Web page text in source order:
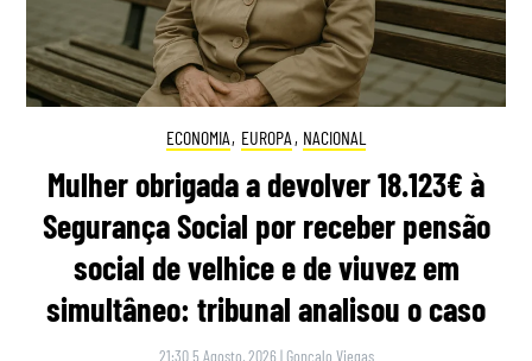
ECONOMIA, EUROPA , NACIONAL
Mulher obrigada a devolver 18.123€ à
Segurança Social por receber pensão
social de velhice e de viuvez em
simultâneo: tribunal analisou o caso
21:30 5 Agosto, 2026 | Gonçalo Viegas